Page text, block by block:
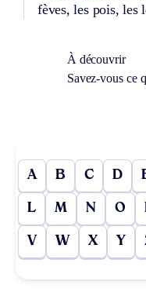
fèves, les pois, les
À découvrir
Savez-vous ce
A B C D
L M N O
V W X Y